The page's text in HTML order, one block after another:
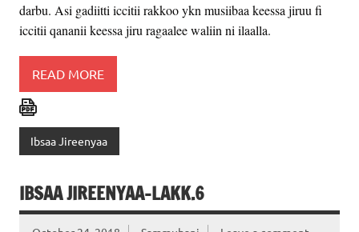
darbu. Asi gadiitti iccitii rakkoo ykn musiibaa keessa jiruu fi
iccitii qananii keessa jiru ragaalee waliin ni ilaalla.
READ MORE
Ibsaa Jireenyaa
IBSAA JIREENYAA-LAKK.6